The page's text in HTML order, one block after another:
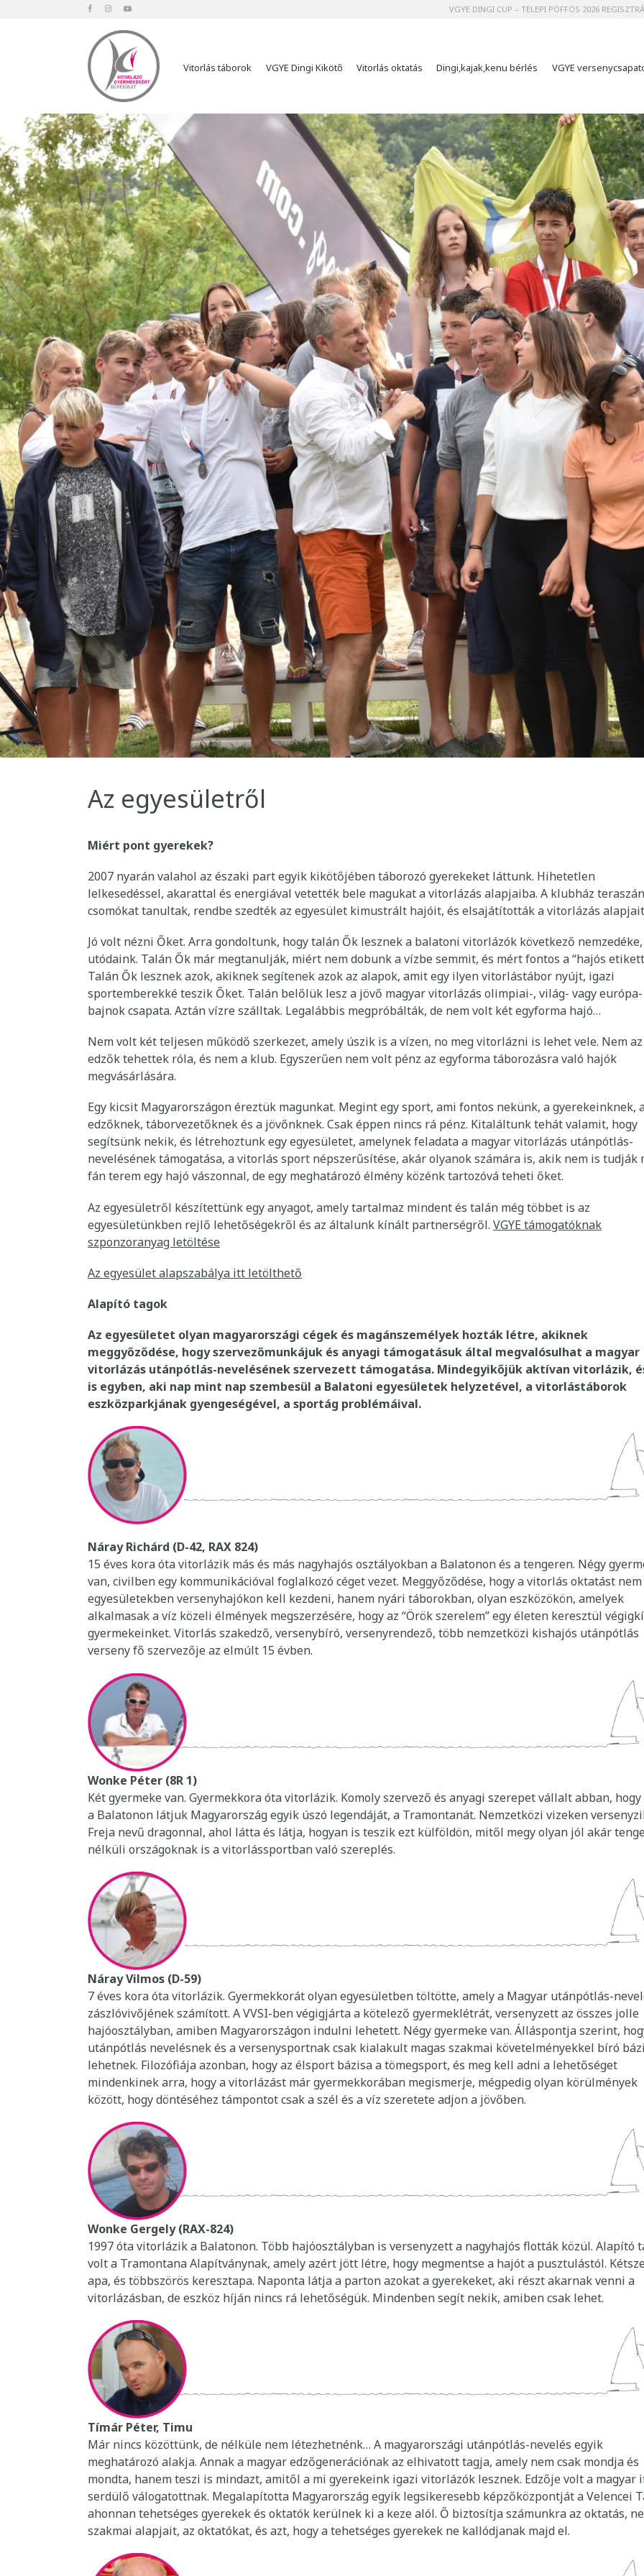
VGYE DINGI CUP – TELEPI PÖFFÖS 2026
Vitorlás táborok VGYE Dingi Kikötő Vitorlás oktatás Dingi,kajak,kenu bérlés VGYE
Az egyesületről
Miért pont gyerekek?
2007 nyarán valahol az északi part egyik kikötőjében táborozó gyerekeket láttunk. Hihetetlen
lelkesedéssel, akarattal és energiával vetették bele magukat a vitorlázás alapjaiba. A klubház teraszán
csomókat tanultak, rendbe szedték az egyesület kimustrált hajóit, és elsajátították a vitorlázás
Jó volt nézni Őket. Arra gondoltunk, hogy talán Ők lesznek a balatoni vitorlázók következő
utódaink. Talán Ők már megtanulják, miért nem dobunk a vízbe semmit, és mért fontos a “hajós
Talán Ők lesznek azok, akiknek segítenek azok az alapok, amit egy ilyen vitorlástábor nyújt, igazi
sportemberekké teszik Őket. Talán belőlük lesz a jövő magyar vitorlázás olimpiai-, világ- vagy európa-
bajnok csapata. Aztán vízre szálltak. Legalábbis megpróbálták, de nem volt két egyforma hajó…
Nem volt két teljesen működő szerkezet, amely úszik is a vízen, no meg vitorlázni is lehet vele. Nem az
edzők tehettek róla, és nem a klub. Egyszerűen nem volt pénz az egyforma táborozásra való hajók
megvásárlására.
Egy kicsit Magyarországon éreztük magunkat. Megint egy sport, ami fontos nekünk, a gyerekeinknek,
edzőknek, táborvezetőknek és a jövőnknek. Csak éppen nincs rá pénz. Kitaláltunk tehát valamit, hogy
segítsünk nekik, és létrehoztunk egy egyesületet, amelynek feladata a magyar vitorlázás utánpótlás-
nevelésének támogatása, a vitorlás sport népszerűsítése, akár olyanok számára is, akik nem is tudják
fán terem egy hajó vászonnal, de egy meghatározó élmény közénk tartozóvá teheti őket.
Az egyesületről készítettünk egy anyagot, amely tartalmaz mindent és talán még többet is az
egyesületünkben rejlő lehetőségekről és az általunk kínált partnerségről. VGYE támogatóknak
szponzoranyag letöltése
Az egyesület alapszabálya itt letölthető
Alapító tagok
Az egyesületet olyan magyarországi cégek és magánszemélyek hozták létre, akiknek
meggyőződése, hogy szervezőmunkájuk és anyagi támogatásuk által megvalósulhat a magyar
vitorlázás utánpótlás-nevelésének szervezett támogatása. Mindegyikőjük aktívan vitorlázik,
is egyben, aki nap mint nap szembesül a Balatoni egyesületek helyzetével, a vitorlástáborok
eszközparkjának gyengeségével, a sportág problémáival.
Náray Richárd (D-42, RAX 824)
15 éves kora óta vitorlázik más és más nagyhajós osztályokban a Balatonon és a tengeren. Négy
van, civilben egy kommunikációval foglalkozó céget vezet. Meggyőződése, hogy a vitorlás oktatást nem
egyesületekben versenyhajókon kell kezdeni, hanem nyári táborokban, olyan eszközökön, amelyek
alkalmasak a víz közeli élmények megszerzésére, hogy az “Örök szerelem” egy életen keresztül
gyermekeinket. Vitorlás szakedző, versenybíró, versenyrendező, több nemzetközi kishajós utánpótlás
verseny fő szervezője az elmúlt 15 évben.
Wonke Péter (8R 1)
Két gyermeke van. Gyermekkora óta vitorlázik. Komoly szervező és anyagi szerepet vállalt abban,
a Balatonon látjuk Magyarország egyik úszó legendáját, a Tramontanát. Nemzetközi vizeken
Freja nevű dragonnal, ahol látta és látja, hogyan is teszik ezt külföldön, mitől megy olyan jól akár
nélküli országoknak is a vitorlássportban való szereplés.
Náray Vilmos (D-59)
7 éves kora óta vitorlázik. Gyermekkorát olyan egyesületben töltötte, amely a Magyar utánpótlás-
zászlóvivőjének számított. A VVSI-ben végigjárta a kötelező gyermeklétrát, versenyzett az összes jolle
hajóosztályban, amiben Magyarországon indulni lehetett. Négy gyermeke van. Álláspontja szerint,
utánpótlás nevelésnek és a versenysportnak csak kialakult magas szakmai követelményekkel bíró
lehetnek. Filozófiája azonban, hogy az élsport bázisa a tömegsport, és meg kell adni a lehetőséget
mindenkinek arra, hogy a vitorlázást már gyermekkorában megismerje, mégpedig olyan körülmények
között, hogy döntéséhez támpontot csak a szél és a víz szeretete adjon a jövőben.
Wonke Gergely (RAX-824)
1997 óta vitorlázik a Balatonon. Több hajóosztályban is versenyzett a nagyhajós flották közül. Alapító
volt a Tramontana Alapítványnak, amely azért jött létre, hogy megmentse a hajót a pusztulástól.
apa, és többszörös keresztapa. Naponta látja a parton azokat a gyerekeket, aki részt akarnak venni a
vitorlázásban, de eszköz híján nincs rá lehetőségük. Mindenben segít nekik, amiben csak lehet.
Tímár Péter, Timu
Már nincs közöttünk, de nélküle nem létezhetnénk… A magyarországi utánpótlás-nevelés egyik
meghatározó alakja. Annak a magyar edzőgenerációnak az elhivatott tagja, amely nem csak mondja és
mondta, hanem teszi is mindazt, amitől a mi gyerekeink igazi vitorlázók lesznek. Edzője volt a magyar
serdülő válogatottnak. Megalapította Magyarország egyik legsikeresebb képzőközpontját a Velencei
ahonnan tehetséges gyerekek és oktatók kerülnek ki a keze alól. Ő biztosítja számunkra az oktatás,
szakmai alapjait, az oktatókat, és azt, hogy a tehetséges gyerekek ne kallódjanak majd el.